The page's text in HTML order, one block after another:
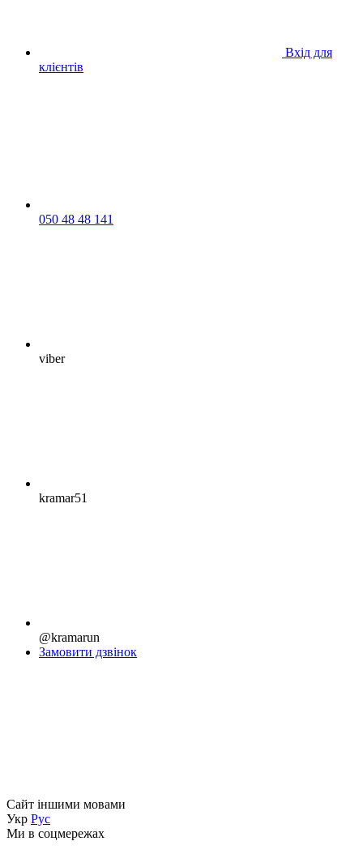
Вхід для
клієнтів
050 48 48 141
viber
kramar51
@kramarun
Замовити дзвінок
Сайт іншими мовами
Укр Рус
Ми в соцмережах